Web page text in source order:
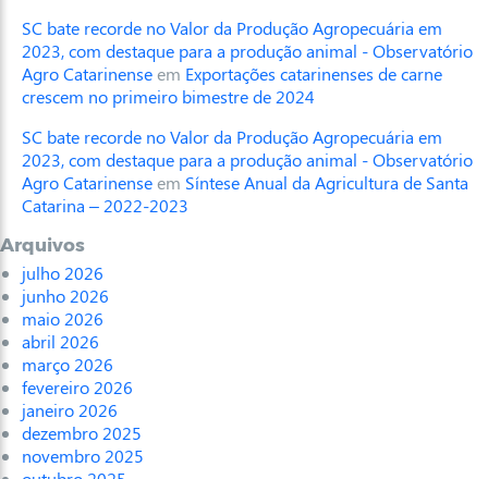
SC bate recorde no Valor da Produção Agropecuária em
2023, com destaque para a produção animal - Observatório
Agro Catarinenseem Exportações catarinenses de carne
crescem no primeiro bimestre de 2024
SC bate recorde no Valor da Produção Agropecuária em
2023, com destaque para a produção animal - Observatório
Agro Catarinenseem Síntese Anual da Agricultura de Santa
Catarina – 2022-2023
Arquivos
julho 2026
junho 2026
maio 2026
abril 2026
março 2026
fevereiro 2026
janeiro 2026
dezembro 2025
novembro 2025